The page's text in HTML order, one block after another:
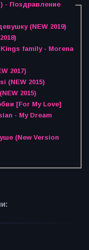
- Поздравление
(NEW 2019)
family - Morena
2017)
(NEW 2015)
2015)
[For My Love]
- My Dream
Version